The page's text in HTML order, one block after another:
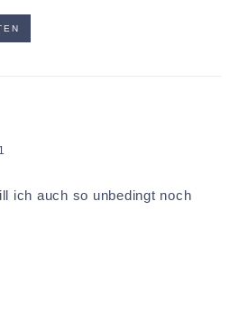
ich auch so unbedingt noch